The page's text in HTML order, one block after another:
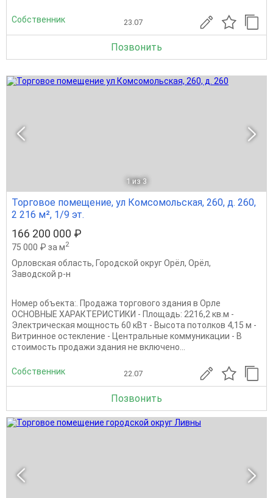
Собственник 23.07
Позвонить
1 из 3
Торговое помещение, ул Комсомольская, 260, д. 260,
2 216 м², 1/9 эт.
166 200 000 ₽
75 000 ₽ за м2
Орловская область, Городской округ Орёл, Орёл,
Заводской р-н
Номер объекта:. Продажа торгового здания в Орле
ОСНОВНЫЕ ХАРАКТЕРИСТИКИ - Площадь: 2216,2 кв.м -
Электрическая мощность 60 кВт - Высота потолков 4,15 м -
Витринное остекление - Центральные коммуникации - В
стоимость продажи здания не включено...
Собственник 22.07
Позвонить